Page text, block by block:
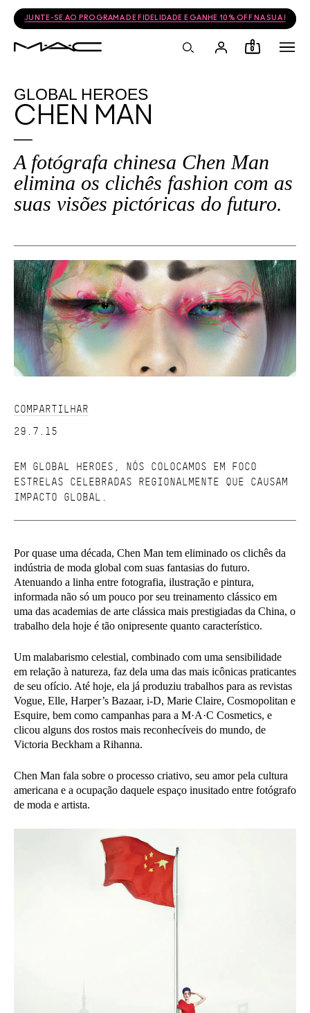
JUNTE-SE AO PROGRAMA DE FIDELIDADE E GANHE 10% OFF NA SUA
0
GLOBAL HEROES
CHEN MAN
A fotógrafa chinesa Chen Man
elimina os clichês fashion com as
suas visões pictóricas do futuro.
COMPARTILHAR
29.7.15
EM GLOBAL HEROES, NÓS COLOCAMOS EM FOCO
ESTRELAS CELEBRADAS REGIONALMENTE QUE CAUSAM
IMPACTO GLOBAL.
Por quase uma década, Chen Man tem eliminado os clichês da
indústria de moda global com suas fantasias do futuro.
Atenuando a linha entre fotografia, ilustração e pintura,
informada não só um pouco por seu treinamento clássico em
uma das academias de arte clássica mais prestigiadas da China, o
trabalho dela hoje é tão onipresente quanto característico.
Um malabarismo celestial, combinado com uma sensibilidade
em relação à natureza, faz dela uma das mais icônicas praticantes
de seu ofício. Até hoje, ela já produziu trabalhos para as revistas
Vogue, Elle, Harper’s Bazaar, i-D, Marie Claire, Cosmopolitan e
Esquire, bem como campanhas para a M·A·C Cosmetics, e
clicou alguns dos rostos mais reconhecíveis do mundo, de
Victoria Beckham a Rihanna.
Chen Man fala sobre o processo criativo, seu amor pela cultura
americana e a ocupação daquele espaço inusitado entre fotógrafo
de moda e artista.